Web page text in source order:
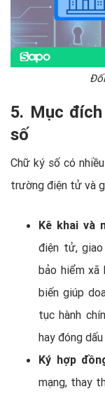
5. Mục
số
Chữ ký số có
trường điện tử và
Kê khai và
điện tử,
bảo hiểm xã
biến giúp
tục hành
hay đóng
Ký hợp
mạng, thay